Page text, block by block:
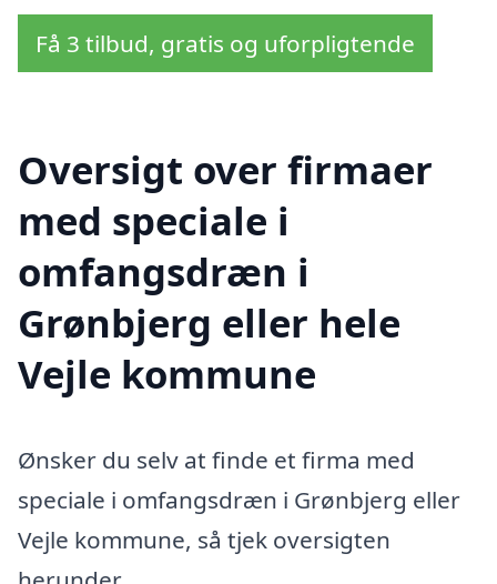
Få 3 tilbud, gratis og uforpligtende
Oversigt over firmaer
med speciale i
omfangsdræn i
Grønbjerg eller hele
Vejle kommune
Ønsker du selv at finde et firma med
speciale i omfangsdræn i Grønbjerg eller
Vejle kommune, så tjek oversigten